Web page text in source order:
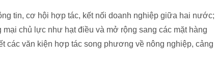
tin, cơ hội hợp tác, kết nối doanh nghiệp giữa hai nước;
chủ lực như hạt điều và mở rộng sang các mặt hàng
các văn kiện hợp tác song phương về nông nghiệp, cảng